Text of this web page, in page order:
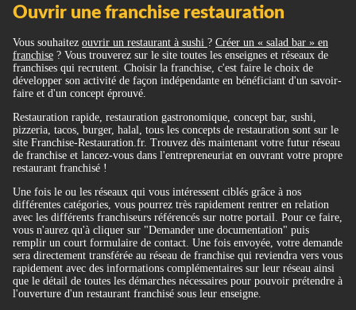
Ouvrir une franchise restauration
Vous souhaitez ouvrir un restaurant à sushi ? Créer un « salad bar » en
franchise ? Vous trouverez sur le site toutes les enseignes et réseaux de
franchises qui recrutent. Choisir la franchise, c'est faire le choix de
développer son activité de façon indépendante en bénéficiant d'un savoir-
faire et d'un concept éprouvé.
Restauration rapide, restauration gastronomique, concept bar, sushi,
pizzeria, tacos, burger, halal, tous les concepts de restauration sont sur le
site Franchise-Restauration.fr. Trouvez dès maintenant votre futur réseau
de franchise et lancez-vous dans l'entrepreneuriat en ouvrant votre propre
restaurant franchisé !
Une fois le ou les réseaux qui vous intéressent ciblés grâce à nos
différentes catégories, vous pourrez très rapidement rentrer en relation
avec les différents franchiseurs référencés sur notre portail. Pour ce faire,
vous n'aurez qu'à cliquer sur "Demander une documentation" puis
remplir un court formulaire de contact. Une fois envoyée, votre demande
sera directement transférée au réseau de franchise qui reviendra vers vous
rapidement avec des informations complémentaires sur leur réseau ainsi
que le détail de toutes les démarches nécessaires pour pouvoir prétendre à
l'ouverture d'un restaurant franchisé sous leur enseigne.